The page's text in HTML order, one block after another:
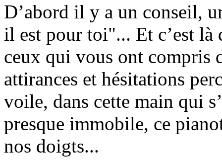
D’abord il y a un conseil,
il est pour toi"... Et c’est là
ceux qui vous ont compris
attirances et hésitations
voile, dans cette main qui
presque immobile, ce
nos doigts...